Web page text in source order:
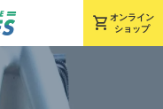
shopping_cart オンライン
ショップ